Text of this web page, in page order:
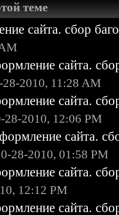
теме
сайта. сбор
сайта.
28-2010, 11:28 AM
сайта.
28-2010, 12:06 PM
сайта.
28-2010, 01:58 PM
сайта.
12:12 PM
сайта.